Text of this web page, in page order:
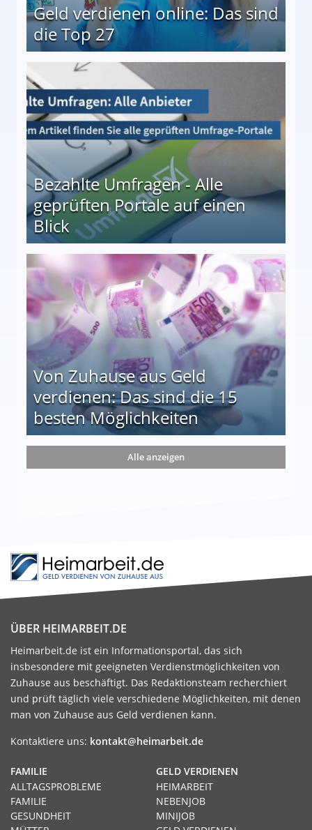
Geld verdienen online: Das sind
die Top 27
Bezahlte Umfragen - Alle
geprüften Portale auf einen
Blick
auf einen Blick
Von Zuhause aus Geld
verdienen: Das sind die 15
besten Möglichkeiten
die 15 besten Möglichkeiten
Alle anzeigen
ÜBER HEIMARBEIT.DE
Heimarbeit.de ist ein Informationsportal, das sich
insbesondere mit geeigneten Verdienstmöglichkeiten von
Zuhause aus beschäftigt. Das Redaktionsteam recherchiert
und prüft täglich viele verschiedene Möglichkeiten, mit denen
man von Zuhause aus Geld verdienen kann.
Kontaktiere uns: kontakt@heimarbeit.de
GELD VERDIENEN
HEIMARBEIT
NEBENJOB
MINIJOB
FAMILIE
ALLTAGSPROBLEME
FAMILIE
GESUNDHEIT